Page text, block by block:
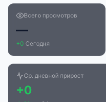
Всего просмотров
—
+0 Сегодня
Ср. дневной прирост
+0